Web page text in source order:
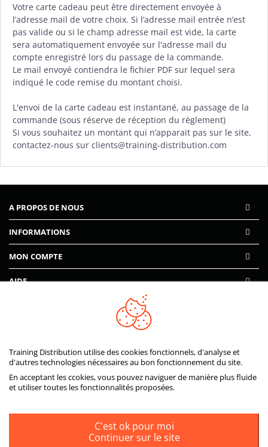
Votre carte cadeau peut être directement envoyée à
l’adresse mail de votre choix. Si l’adresse mail entrée n’est
pas valide ou si le champ adresse mail est vide, la carte
sera automatiquement envoyée sur l'adresse mail du
compte enregistré lors du passage de la commande.
Le mail envoyé contiendra le fichier PDF sur lequel sera
indiqué le code remise du montant choisi.
L'envoi de la carte cadeau est instantané, au passage de la
commande (sous réserve de réception du règlement)
Si vous souhaitez un montant qui n’apparait pas sur le site,
contactez-nous sur clients@training-distribution.com
A PROPOS DE NOUS
INFORMATIONS
MON COMPTE
Training Distribution utilise des cookies fonctionnels, d'analyse et
d'autres technologies nécessaires au bon fonctionnement du site.
En acceptant les ccokies, vous pouvez naviguer de manière plus fluide
et utiliser toutes les fonctionnalités proposées.
C'est ok pour moi
Continuer sur le site
AIDE